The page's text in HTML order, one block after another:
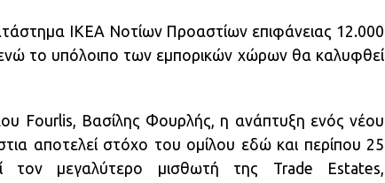
ΙΚΕΑ Νοτίων Προαστίων επιφάνειας 12.000
το υπόλοιπο των εμπορικών χώρων θα καλυφθεί
Fourlis, Βασίλης Φουρλής, η ανάπτυξη ενός νέου
αποτελεί στόχο του ομίλου εδώ και περίπου 25
τον μεγαλύτερο μισθωτή της Trade Estates,